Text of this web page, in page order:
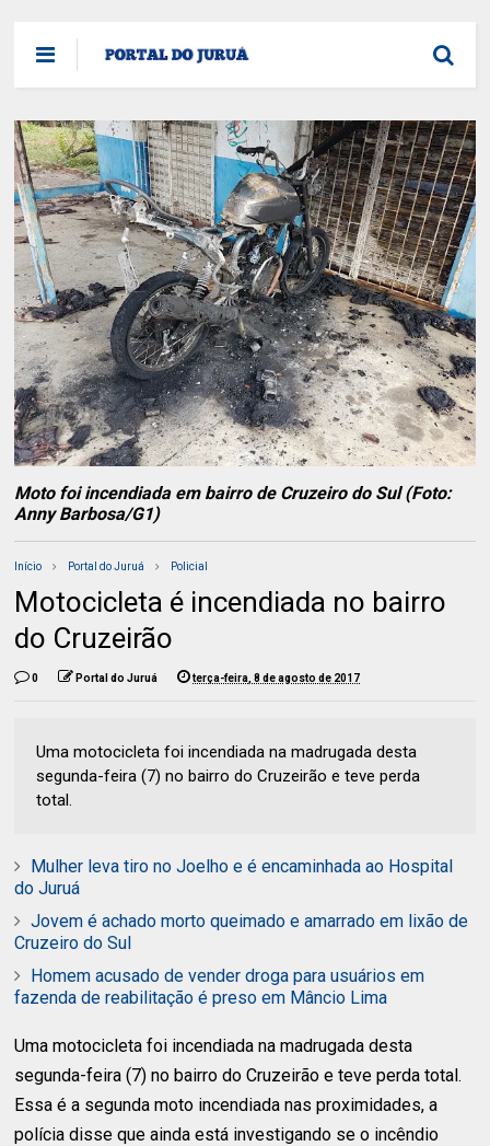
Moto foi incendiada em bairro de Cruzeiro do Sul (Foto:
Anny Barbosa/G1)
Início Portal do Juruá Policial
Motocicleta é incendiada no bairro
do Cruzeirão
0 Portal do Juruá terça-feira, 8 de agosto de 2017
Uma motocicleta foi incendiada na madrugada desta
segunda-feira (7) no bairro do Cruzeirão e teve perda
total.
Mulher leva tiro no Joelho e é encaminhada ao Hospital
do Juruá
Jovem é achado morto queimado e amarrado em lixão de
Cruzeiro do Sul
Homem acusado de vender droga para usuários em
fazenda de reabilitação é preso em Mâncio Lima
Uma motocicleta foi incendiada na madrugada desta
segunda-feira (7) no bairro do Cruzeirão e teve perda total.
Essa é a segunda moto incendiada nas proximidades, a
polícia disse que ainda está investigando se o incêndio